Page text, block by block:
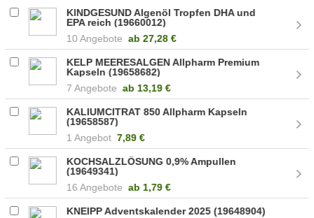
KINDGESUND Algenöl Tropfen DHA und
EPA reich (19660012)
10 Angebote ab 27,28 €
KELP MEERESALGEN Allpharm Premium
Kapseln (19658682)
7 Angebote ab 13,19 €
KALIUMCITRAT 850 Allpharm Kapseln
(19658587)
1 Angebot 7,89 €
KOCHSALZLÖSUNG 0,9% Ampullen
(19649341)
16 Angebote ab 1,79 €
KNEIPP Adventskalender 2025 (19648904)